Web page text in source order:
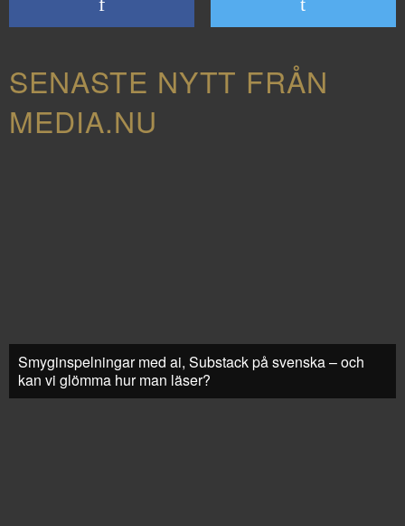
SENASTE NYTT FRÅN
MEDIA.NU
Smyginspelningar med ai, Substack på svenska – och
kan vi glömma hur man läser?